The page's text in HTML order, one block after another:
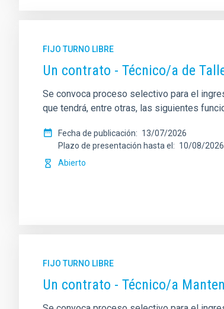
FIJO TURNO LIBRE
Un contrato - Técnico/a de
Se convoca proceso selectivo para el
que tendrá, entre otras, las siguientes
Fecha de publicación
13/07/2026
Plazo de presentación hasta el
10/08/2026
Abierto
FIJO TURNO LIBRE
Un contrato - Técnico/a